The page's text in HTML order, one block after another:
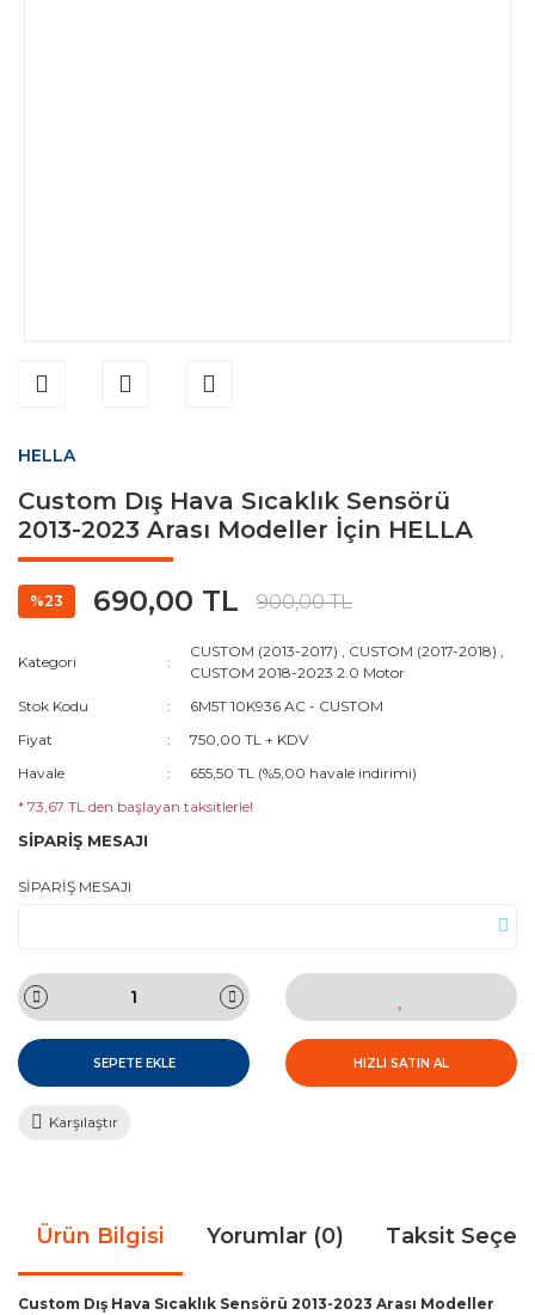
HELLA
Custom Dış Hava Sıcaklık Sensörü
2013-2023 Arası Modeller İçin HELLA
%23 690,00 TL 900,00 TL
Kategori
CUSTOM (2013-2017) , CUSTOM (2017-2018) ,
CUSTOM 2018-2023 2.0 Motor
Stok Kodu
6M5T 10K936 AC - CUSTOM
Fiyat
750,00 TL + KDV
Havale
655,50 TL (%5,00 havale indirimi)
* 73,67 TL den başlayan taksitlerle!
SİPARİŞ MESAJI
SİPARİŞ MESAJI
SEPETE EKLE HIZLI SATIN AL
Karşılaştır
Ürün Bilgisi Yorumlar (0) Taksit
Custom Dış Hava Sıcaklık Sensörü 2013-2023 Arası Modeller